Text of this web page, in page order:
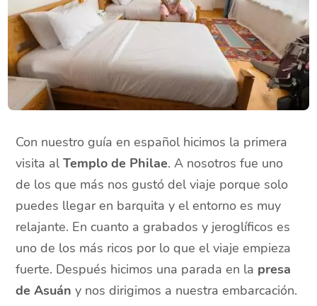
Con nuestro guía en español hicimos la primera
visita alTemplo de Philae. A nosotros fue uno
de los que más nos gustó del viaje porque solo
puedes llegar en barquita y el entorno es muy
relajante. En cuanto a grabados y jeroglíficos es
uno de los más ricos por lo que el viaje empieza
fuerte. Después hicimos una parada en la presa
de Asuán y nos dirigimos a nuestra embarcación.